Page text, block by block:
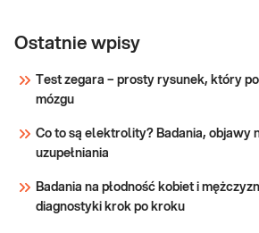
Ostatnie wpisy
Test zegara – prosty rysunek, który
mózgu
Co to są elektrolity? Badania, objawy
uzupełniania
Badania na płodność kobiet i
diagnostyki krok po kroku